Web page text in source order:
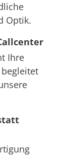
Optik.
Ihre